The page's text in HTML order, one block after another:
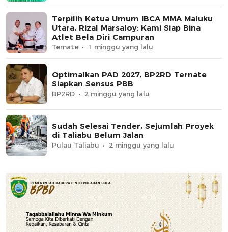
Terpilih Ketua Umum IBCA MMA Maluku
Utara, Rizal Marsaloy: Kami Siap Bina
Atlet Bela Diri Campuran
Ternate 1 minggu yang lalu
Optimalkan PAD 2027, BP2RD Ternate
Siapkan Sensus PBB
BP2RD 2 minggu yang lalu
Sudah Selesai Tender, Sejumlah Proyek
di Taliabu Belum Jalan
Pulau Taliabu 2 minggu yang lalu